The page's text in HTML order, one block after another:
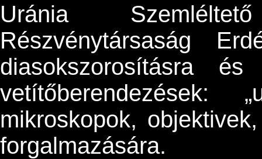
Uránia
Részvénytársaság
diasokszorosításra
vetítőberendezések:
mikroskopok,
forgalmazására.